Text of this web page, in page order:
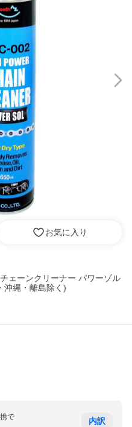
お気に入り
ェーンクリーナー パワーゾル
沖縄・離島除く)
で 内訳